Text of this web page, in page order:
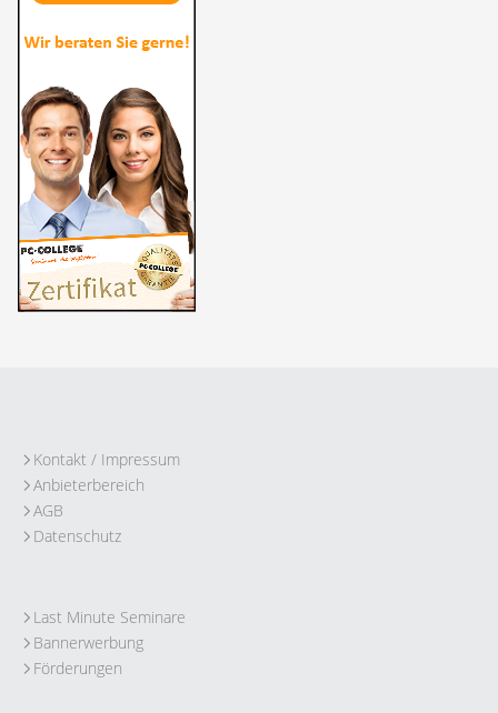
Kontakt / Impressum
Anbieterbereich
AGB
Datenschutz
Last Minute Seminare
Bannerwerbung
Förderungen